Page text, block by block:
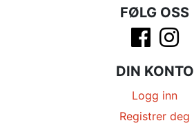
FØLG OSS
DIN KONTO
Logg inn
Registrer deg